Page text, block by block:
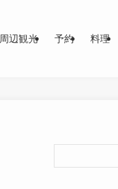
周辺観光 予約 料理